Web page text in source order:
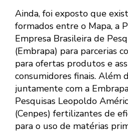
Ainda, foi exposto que
formados entre o Mapa, a
Empresa Brasileira de
(Embrapa) para parcerias
para ofertas produtos e
consumidores finais. Além
juntamente com a
Pesquisas Leopoldo
(Cenpes) fertilizantes de
para o uso de matérias